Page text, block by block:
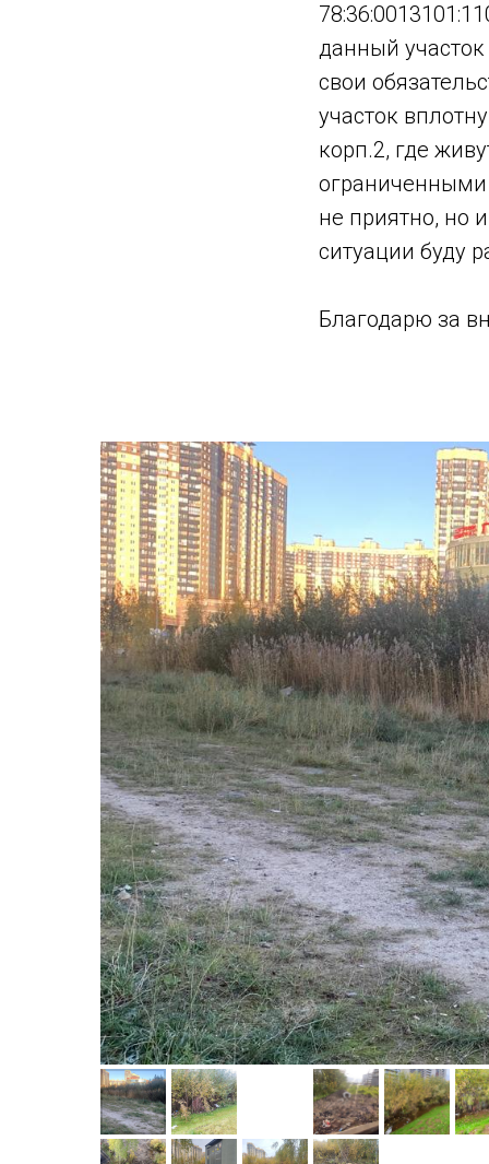
данный
свои
участок
корп.2, где
не приятно, но
ситуации буду
Благодарю за